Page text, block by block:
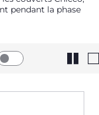
pendant la phase